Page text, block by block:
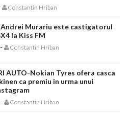
Constantin Hriban
Andrei Murariu este castigatorul
la Kiss FM
- Constantin Hriban
AUTO-Nokian Tyres ofera casca
ca premiu in urma unui
- Constantin Hriban